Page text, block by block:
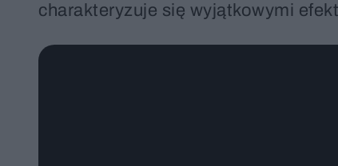
charakteryzuje się wyjątkowymi